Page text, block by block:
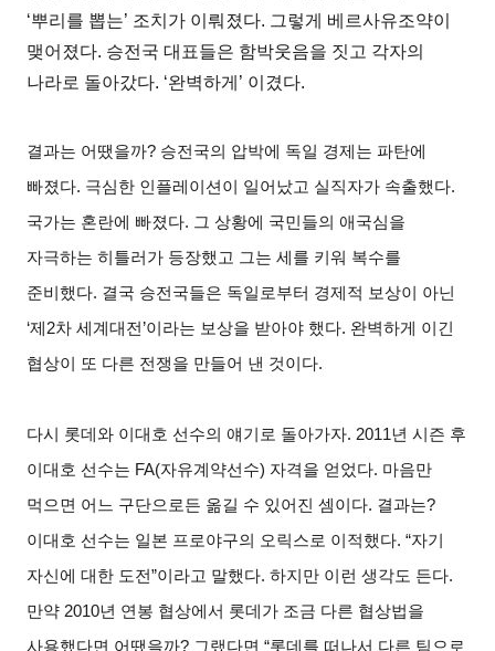
‘뿌리를 뽑는’ 조치가 이뤄졌다. 그렇게 베르사유조약이
맺어졌다. 승전국 대표들은 함박웃음을 짓고 각자의
나라로 돌아갔다. ‘완벽하게 ’ 이겼다.
결과는 어땠을까? 승전국의 압박에 독일 경제는 파탄에
빠졌다. 극심한 인플레이션이 일어났고 실직자가 속출했다.
국가는 혼란에 빠졌다. 그 상황에 국민들의 애국심을
자극하는 히틀러가 등장했고 그는 세를 키워 복수를
준비했다. 결국 승전국들은 독일로부터 경제적 보상이 아닌
‘제 2차 세계대전 ’이라는 보상을 받아야 했다. 완벽하게 이긴
협상이 또 다른 전쟁을 만들어 낸 것이다.
다시 롯데와 이대호 선수의 얘기로 돌아가자. 2011년 시즌 후
이대호 선수는 FA(자유계약선수) 자격을 얻었다. 마음만
먹으면 어느 구단으로든 옮길 수 있어진 셈이다. 결과는?
이대호 선수는 일본 프로야구의 오릭스로 이적했다. “자기
자신에 대한 도전”이라고 말했다.하지만 이런 생각도 든다.
만약 2010년 연봉 협상에서 롯데가 조금 다른 협상법을
사용했다면 어땠을까? 그랬다면 “롯데를 떠나서 다른 팀으로